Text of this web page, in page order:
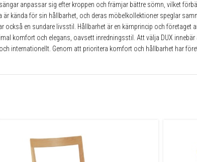
anpassar sig efter kroppen och främjar bättre sömn, vilket
kända för sin hållbarhet, och deras möbelkollektioner speglar
också en sundare livsstil. Hållbarhet är en kärnprincip och
komfort och elegans, oavsett inredningsstil. Att välja DUX
internationellt. Genom att prioritera komfort och hållbarhet har